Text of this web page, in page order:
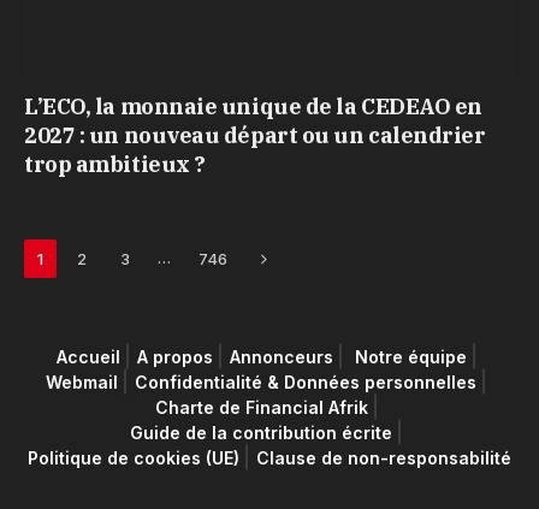
L’ECO, la monnaie unique de la CEDEAO en
2027 : un nouveau départ ou un calendrier
trop ambitieux ?
1 2 3 … 746 Next
Accueil A propos Annonceurs
Notre équipe
Webmail
Confidentialité & Données personnelles
Charte de Financial Afrik
Guide de la contribution écrite
Politique de cookies (UE)
Clause de non-responsabilité